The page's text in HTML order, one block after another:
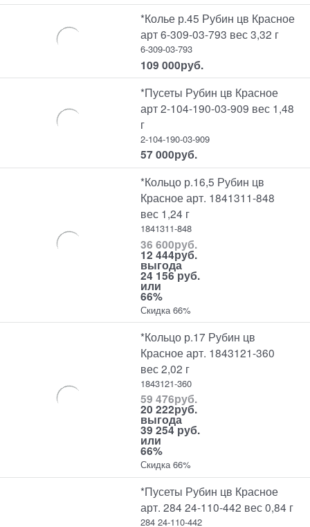
*Колье р.45 Рубин цв Красное
арт 6-309-03-793 вес 3,32 г
6-309-03-793
109 000руб.
*Пусеты Рубин цв Красное
арт 2-104-190-03-909 вес 1,48
г
2-104-190-03-909
57 000руб.
*Кольцо р.16,5 Рубин цв
Красное арт. 1841311-848
вес 1,24 г
1841311-848
36 600руб.
12 444руб.
выгода
24 156 руб.
или
66%
Скидка 66%
*Кольцо р.17 Рубин цв
Красное арт. 1843121-360
вес 2,02 г
1843121-360
59 476руб.
20 222руб.
выгода
39 254 руб.
или
66%
Скидка 66%
*Пусеты Рубин цв Красное
арт. 284 24-110-442 вес 0,84 г
284 24-110-442